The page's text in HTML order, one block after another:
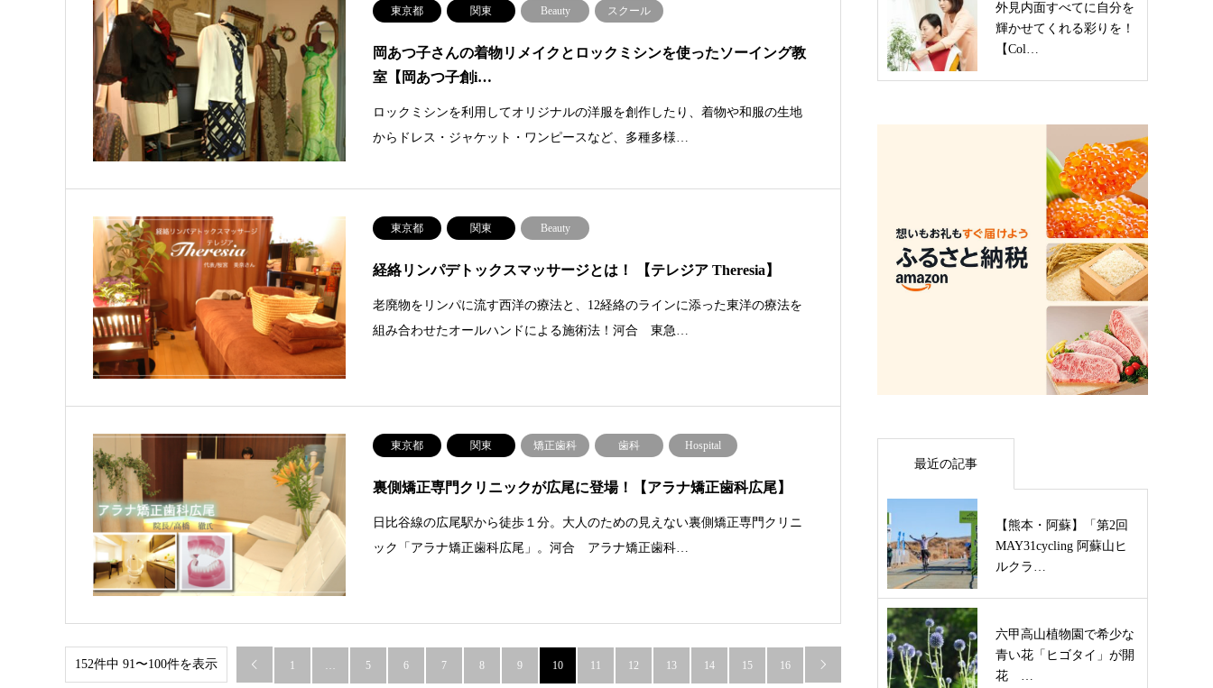
東京都 関東 Beauty スクール
岡あつ子さんの着物リメイクとロックミシンを使ったソーイング教
室【岡あつ子創i…
ロックミシンを利用してオリジナルの洋服を創作したり、着物や和服の生地
からドレス・ジャケット・ワンピースなど、多種多様…
東京都 関東 Beauty
経絡リンパデトックスマッサージとは！ 【テレジア Theresia】
老廃物をリンパに流す西洋の療法と、12経絡のラインに添った東洋の療法を
組み合わせたオールハンドによる施術法！河合 東急…
東京都 関東 矯正歯科 歯科 Hospital
裏側矯正専門クリニックが広尾に登場！【アラナ矯正歯科広尾】
日比谷線の広尾駅から徒歩１分。大人のための見えない裏側矯正専門クリニ
ック「アラナ矯正歯科広尾」。河合 アラナ矯正歯科…
152件中 91〜100件を表示  1 … 5 6 7 8 9 10 11 12 13 14 15 16 
外見内面すべてに自分を
輝かせてくれる彩りを！
【Col…
最近の記事
【熊本・阿蘇】「第2回
MAY31cycling 阿蘇山ヒ
ルクラ…
六甲高山植物園で希少な
青い花「ヒゴタイ」が開
花 …